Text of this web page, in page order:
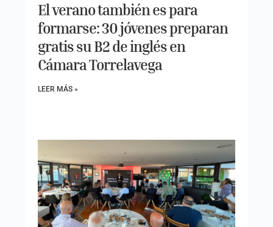
El verano también es para
formarse: 30 jóvenes preparan
gratis su B2 de inglés en
Cámara Torrelavega
LEER MÁS »